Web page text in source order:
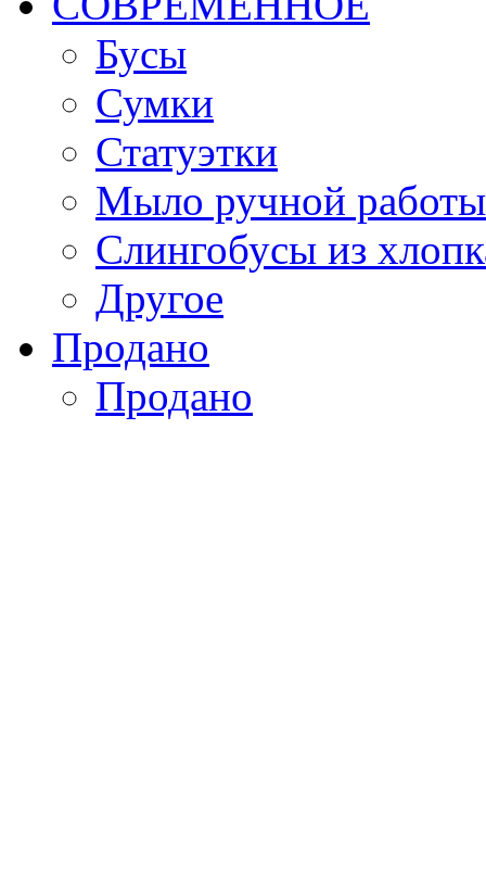
Бусы
Сумки
Статуэтки
Мыло ручной работы
Слингобусы из
Другое
Продано
Продано